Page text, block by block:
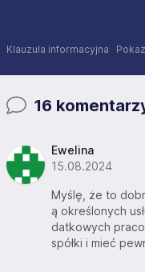
Klauzula informacyjna Pokaż
16
Ewelina
15.08.2024
Myślę, że to
ą określonych
datkowych
spółki i mieć